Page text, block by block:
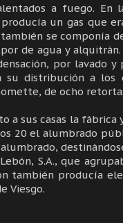
a fuego. En
un gas que
se componía
de agua y
por lavado y
su distribución a
de ocho
sus casas la fábrica
20 el alumbrado
S.A., que
también producía
Viesgo.